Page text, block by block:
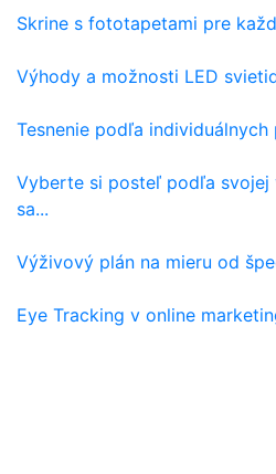
Skrine s fototapetami pre
Výhody a možnosti LED
Tesnenie podľa individuálnych
Vyberte si posteľ podľa svojej
sa...
Výživový plán na mieru od
Eye Tracking v online